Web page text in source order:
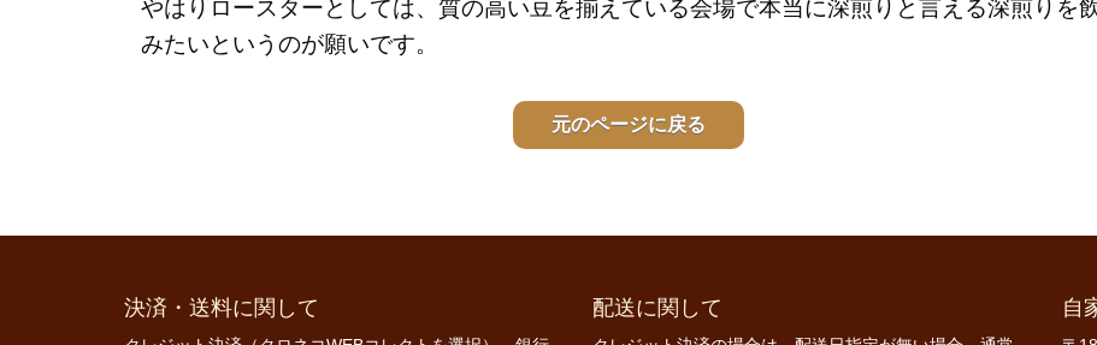
やはりロースターとしては、質の高い豆を揃えている会場で本当に深煎りと言える深煎りを
みたいというのが願いです。
元のページに戻る
決済・送料に関して 配送に関して 自